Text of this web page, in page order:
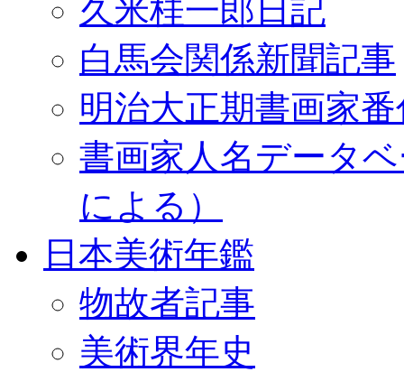
久米桂一郎日記
白馬会関係新聞記事
明治大正期書画家
書画家人名データ
による）
日本美術年鑑
物故者記事
美術界年史